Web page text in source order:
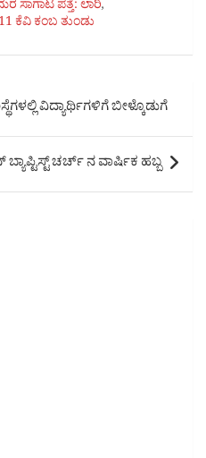
ಸಾಗಾಟ ಪತ್ತೆ: ಲಾರಿ,
ಕೆವಿ ಕಂಬ ತುಂಡು
ವಿದ್ಯಾರ್ಥಿಗಳಿಗೆ ಬೀಳ್ಕೊಡುಗೆ
ಚರ್ಚ್ ನ ವಾರ್ಷಿಕ ಹಬ್ಬ